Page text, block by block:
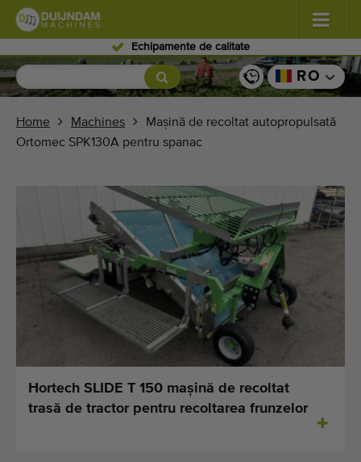
Personal expert
Flori şi plante
Producţie de seră zarzavaturi (350)
Pomicultură (336)
Benzi transportoare (441)
Vindeți-vă mașina!
Căutați pe tip
Ultimele mașini văzute
Notificări despre mașini disponibile
RO
Home Machines
Mașină de recoltat autopropulsată
Ortomec SPK130A pentru spanac
Hortech SLIDE T 150 mașină de recoltat
trasă de tractor pentru recoltarea frunzelor